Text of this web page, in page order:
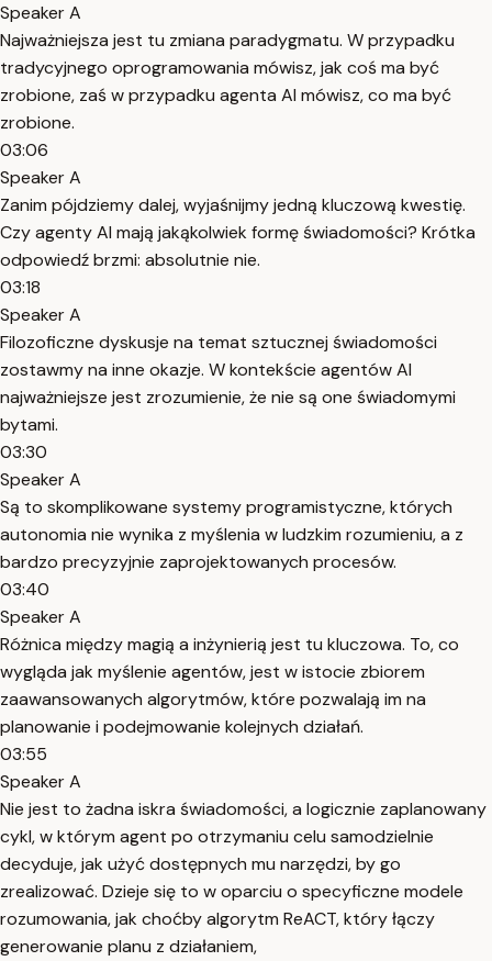
Speaker A
Najważniejsza jest tu zmiana paradygmatu. W przypadku
tradycyjnego oprogramowania mówisz, jak coś ma być
zrobione, zaś w przypadku agenta AI mówisz, co ma być
zrobione.
03:06
Speaker A
Zanim pójdziemy dalej, wyjaśnijmy jedną kluczową kwestię.
Czy agenty AI mają jakąkolwiek formę świadomości? Krótka
odpowiedź brzmi: absolutnie nie.
03:18
Speaker A
Filozoficzne dyskusje na temat sztucznej świadomości
zostawmy na inne okazje. W kontekście agentów AI
najważniejsze jest zrozumienie, że nie są one świadomymi
bytami.
03:30
Speaker A
Są to skomplikowane systemy programistyczne, których
autonomia nie wynika z myślenia w ludzkim rozumieniu, a z
bardzo precyzyjnie zaprojektowanych procesów.
03:40
Speaker A
Różnica między magią a inżynierią jest tu kluczowa. To, co
wygląda jak myślenie agentów, jest w istocie zbiorem
zaawansowanych algorytmów, które pozwalają im na
planowanie i podejmowanie kolejnych działań.
03:55
Speaker A
Nie jest to żadna iskra świadomości, a logicznie zaplanowany
cykl, w którym agent po otrzymaniu celu samodzielnie
decyduje, jak użyć dostępnych mu narzędzi, by go
zrealizować. Dzieje się to w oparciu o specyficzne modele
rozumowania, jak choćby algorytm ReACT, który łączy
generowanie planu z działaniem,